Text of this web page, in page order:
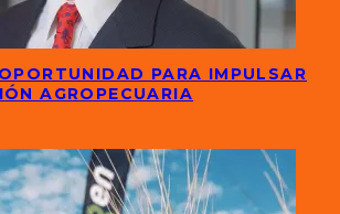
PARA IMPULSAR
AGROPECUARIA